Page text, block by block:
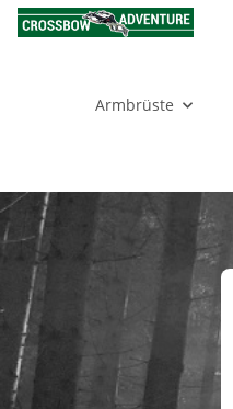
Armbrüste